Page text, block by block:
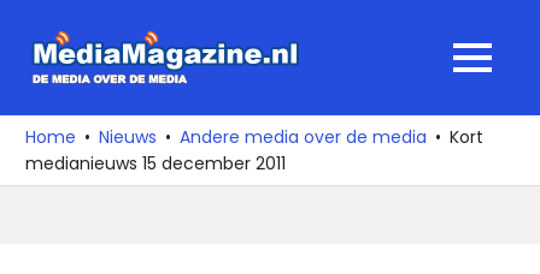
naar
media
over
de
MENU
Home Nieuws Andere media over de media
Kort
medianieuws 15 december 2011